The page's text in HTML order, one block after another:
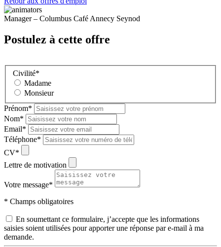
Manager – Columbus Café Annecy Seynod
Postulez à cette offre
Civilité*
Madame
Monsieur
Prénom*
Nom*
Email*
Téléphone*
CV*
Lettre de motivation
Votre message*
* Champs obligatoires
En soumettant ce formulaire, j’accepte que les informations
saisies soient utilisées pour apporter une réponse par e-mail à ma
demande.